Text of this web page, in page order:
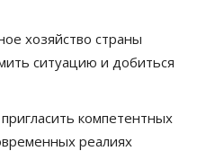
хозяйство страны
ситуацию и добиться
компетентных
реалиях